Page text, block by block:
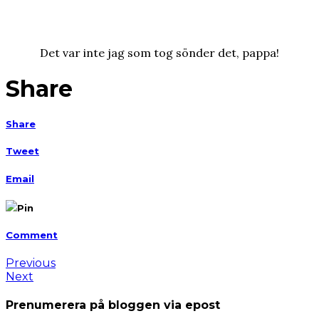
Det var inte jag som tog sönder det, pappa!
Share
Share
Tweet
Email
Pin
Comment
Previous
Next
Prenumerera på bloggen via epost